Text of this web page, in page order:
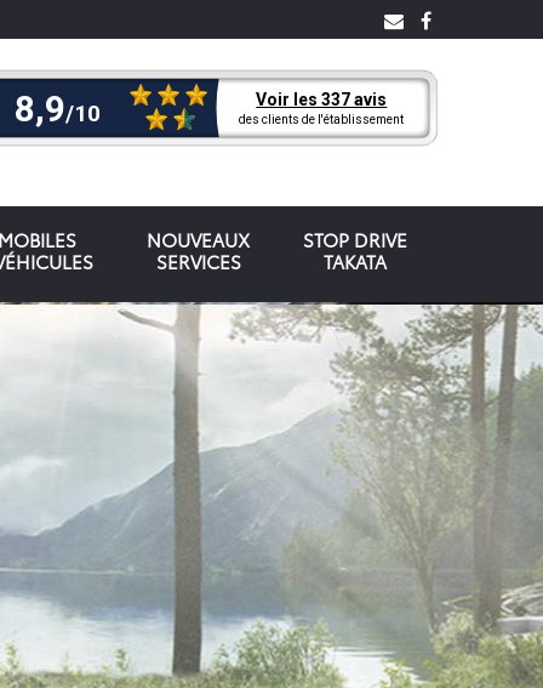
NOUVEAUX
SERVICES
STOP DRIVE
TAKATA